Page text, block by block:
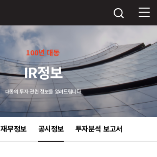
100년 대동
IR정보
대동의 투자 관련 정보를 알려드립니다
재무정보 공시정보 투자분석 보고서